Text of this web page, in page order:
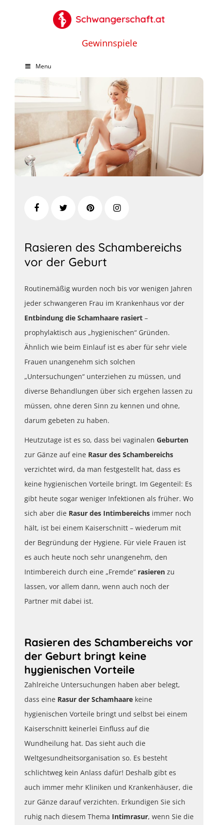
Gewinnspiele
Menu
Rasieren des Schambereichs
vor der Geburt
Routinemäßig wurden noch bis vor wenigen Jahren
jeder schwangeren Frau im Krankenhaus vor der
Entbindung die Schamhaare rasiert –
prophylaktisch aus „hygienischen“ Gründen.
Ähnlich wie beim Einlauf ist es aber für sehr viele
Frauen unangenehm sich solchen
„Untersuchungen“ unterziehen zu müssen, und
diverse Behandlungen über sich ergehen lassen zu
müssen, ohne deren Sinn zu kennen und ohne,
darum gebeten zu haben.
Heutzutage ist es so, dass bei vaginalen Geburten
zur Gänze auf eine Rasur des Schambereichs
verzichtet wird, da man festgestellt hat, dass es
keine hygienischen Vorteile bringt. Im Gegenteil: Es
gibt heute sogar weniger Infektionen als früher. Wo
sich aber die Rasur des Intimbereichs immer noch
hält, ist bei einem Kaiserschnitt – wiederum mit
der Begründung der Hygiene. Für viele Frauen ist
es auch heute noch sehr unangenehm, den
Intimbereich durch eine „Fremde“ rasieren zu
lassen, vor allem dann, wenn auch noch der
Partner mit dabei ist.
Rasieren des Schambereichs vor
der Geburt bringt keine
hygienischen Vorteile
Zahlreiche Untersuchungen haben aber belegt,
dass eine Rasur der Schamhaare keine
hygienischen Vorteile bringt und selbst bei einem
Kaiserschnitt keinerlei Einfluss auf die
Wundheilung hat. Das sieht auch die
Weltgesundheitsorganisation so. Es besteht
schlichtweg kein Anlass dafür! Deshalb gibt es
auch immer mehr Kliniken und Krankenhäuser, die
zur Gänze darauf verzichten. Erkundigen Sie sich
ruhig nach diesem Thema Intimrasur, wenn Sie die